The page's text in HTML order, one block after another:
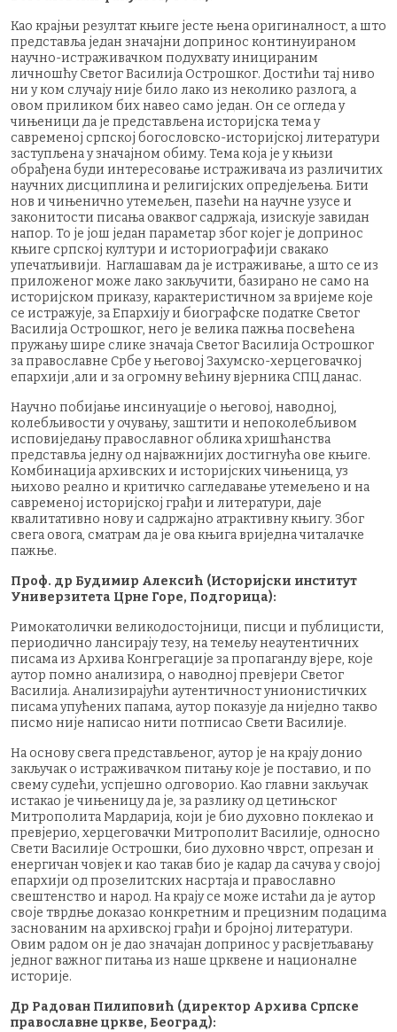
Као крајњи резултат књиге јесте њена оригиналност, а што
представља један значајни допринос континуираном
научно-истраживачком подухвату иницираним
личношћу Светог Василија Острошког. Достићи тај ниво
ни у ком случају није било лако из неколико разлога, а
овом приликом бих навео само један. Он се огледа у
чињеници да је представљена историјска тема у
савременој српској богословско-историјској литератури
заступљена у значајном обиму. Тема која је у књизи
обрађена буди интересовање истраживача из различитих
научних дисциплина и религијских опредјељења. Бити
нов и чињенично утемељен, пазећи на научне узусе и
законитости писања оваквог садржаја, изискује завидан
напор. То је још један параметар због којег је допринос
књиге српској култури и историографији свакако
упечатљивији. Наглашавам да је истраживање, а што се из
приложеног може лако закључити, базирано не само на
историјском приказу, карактеристичном за вријеме које
се истражује, за Епархију и биографске податке Светог
Василија Острошког, него је велика пажња посвећена
пружању шире слике значаја Светог Василија Острошког
за православне Србе у његовој Захумско-херцеговачкој
епархији ,али и за огромну већину вјерника СПЦ данас.
Научно побијање инсинуације о његовој, наводној,
колебљивости у очувању, заштити и непоколебљивом
исповиједању православног облика хришћанства
представља једну од најважнијих достигнућа ове књиге.
Комбинација архивских и историјских чињеница, уз
њихово реално и критичко сагледавање утемељено и на
савременој историјској грађи и литератури, даје
квалитативно нову и садржајно атрактивну књигу. Због
свега овога, сматрам да је ова књига вриједна читалачке
пажње.
Проф. др Будимир Алексић (Историјски институт
Универзитета Црне Горе, Подгорица):
Римокатолички великодостојници, писци и публицисти,
периодично лансирају тезу, на темељу неаутентичних
писама из Архива Конгрегације за пропаганду вјере, које
аутор помно анализира, о наводној превјери Светог
Василија. Анализирајући аутентичност унионистичких
писама упућених папама, аутор показује да ниједно такво
писмо није написао нити потписао Свети Василије.
На основу свега представљеног, аутор је на крају донио
закључак о истраживачком питању које је поставио, и по
свему судећи, успјешно одговорио. Као главни закључак
истакао је чињеницу да је, за разлику од цетињског
Митрополита Мардарија, који је био духовно поклекао и
превјерио, херцеговачки Митрополит Василије, односно
Свети Василије Острошки, био духовно чврст, опрезан и
енергичан човјек и као такав био је кадар да сачува у својој
епархији од прозелитских насртаја и православно
свештенство и народ. На крају се може истаћи да је аутор
своје тврдње доказао конкретним и прецизним подацима
заснованим на архивској грађи и бројној литератури.
Овим радом он је дао значајан допринос у расвјетљавању
једног важног питања из наше црквене и националне
историје.
Др Радован Пилиповић (директор Архива Српске
православне цркве, Београд):